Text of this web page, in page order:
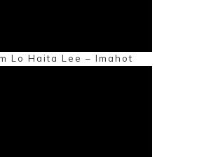
Lo Haita Lee – Imahot
[2019]